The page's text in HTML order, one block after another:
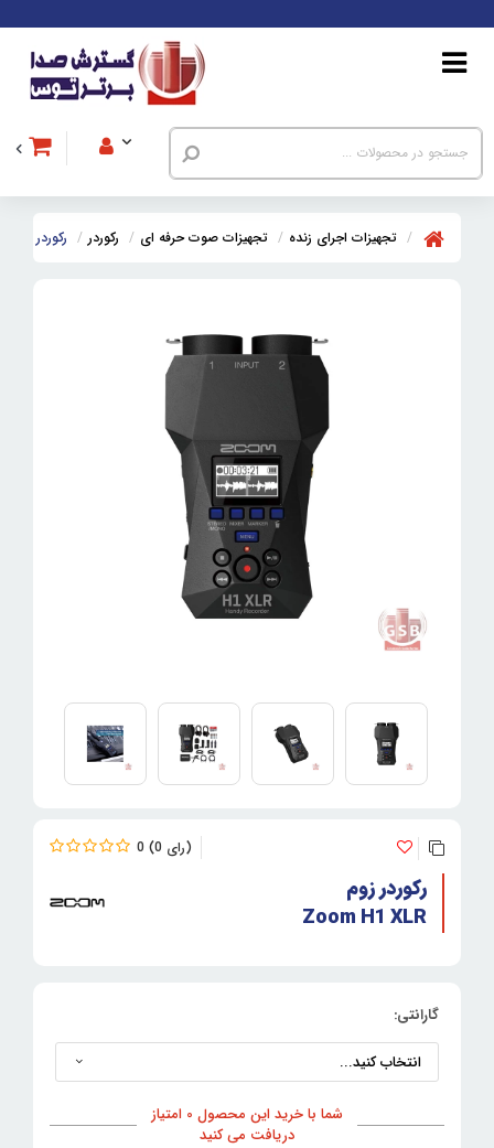
تجهیزات اجرای زنده تجهیزات صوت حرفه ای رکوردر رکوردر زوم Zoom H1 XLR
0 0
رکوردر زوم
Zoom H1 XLR
گارانتی:
شما با خرید این محصول 0 امتیاز
دریافت می کنید